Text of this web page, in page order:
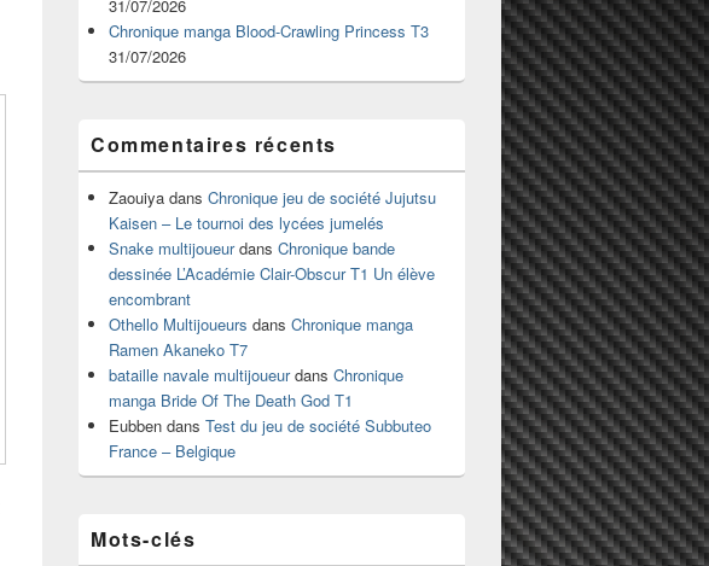
31/07/2026
Chronique manga Blood-Crawling Princess T3
31/07/2026
Commentaires récents
Zaouiya dans Chronique jeu de société Jujutsu
Kaisen – Le tournoi des lycées jumelés
Snake multijoueurdans Chronique bande
dessinée L’Académie Clair-Obscur T1 Un élève
encombrant
Othello Multijoueurs dans Chronique manga
Ramen Akaneko T7
bataille navale multijoueurdans Chronique
manga Bride Of The Death God T1
Eubben dans Test du jeu de société Subbuteo
France – Belgique
Mots-clés